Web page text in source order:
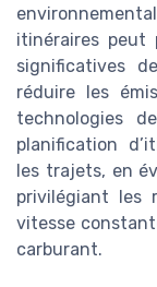
itinéraires peut
significatives
réduire les
technologies
planification
les trajets, en
privilégiant les
vitesse
carburant.